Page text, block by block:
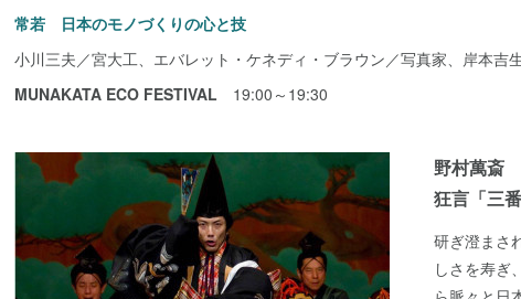
常若 日本のモノづくりの心と技
小川三夫／宮大工、エバレット・ケネディ・ブラウン／写真家、岸本吉
MUNAKATA ECO FESTIVAL 19:00～19:30
野村萬斎
狂言「三番
研ぎ澄まさ
しさを寿ぎ